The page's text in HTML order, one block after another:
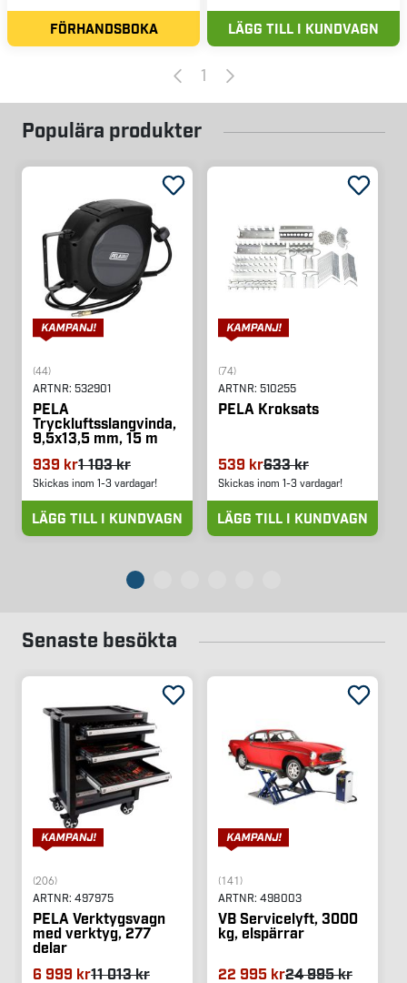
FÖRHANDSBOKA LÄGG TILL I KUNDVAGN
1
Populära produkter
(44)
ARTNR: 532901
PELA
Tryckluftsslangvinda,
9,5x13,5 mm, 15 m
939 kr1 103 kr
Skickas inom 1-3 vardagar!
LÄGG TILL I KUNDVAGN
(74)
ARTNR: 510255
PELA Kroksats
539 kr633 kr
Skickas inom 1-3 vardagar!
LÄGG TILL I KUNDVAGN
Senaste besökta
(206)
ARTNR: 497975
PELA Verktygsvagn
med verktyg, 277
delar
6 999 kr11 013 kr
(141)
ARTNR: 498003
VB Servicelyft, 3000
kg, elspärrar
22 995 kr24 995 kr